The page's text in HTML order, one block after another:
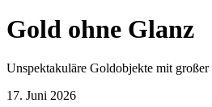
Gold ohne Glanz
Unspektakuläre Goldobjekte mit großer
17. Juni 2026